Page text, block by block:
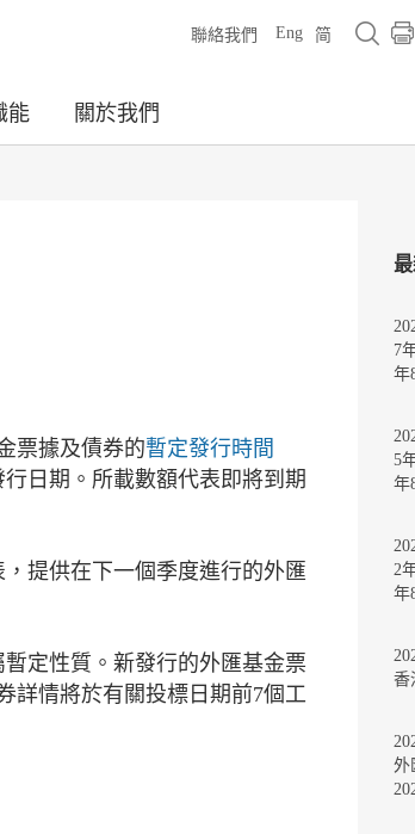
聯絡我們 Eng 简
能 關於我們
票據及債券的暫定發行時間
日期。所載數額代表即將到期
提供在下一個季度進行的外匯
定性質。新發行的外匯基金票
詳情將於有關投標日期前7個工
7
年
5
年
2
年
香
外